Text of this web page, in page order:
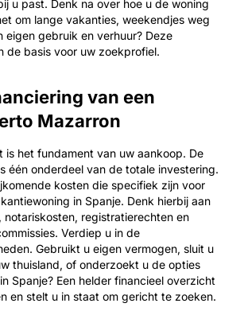
u past. Denk na over hoe u de woning
om lange vakanties, weekendjes weg
eigen gebruik en verhuur? Deze
de basis voor uw zoekprofiel.
van een
Mazarron
is het fundament van uw aankoop. De
één onderdeel van de totale investering.
kosten die specifiek zijn voor
in Spanje. Denk hierbij aan
registratierechten en
Verdiep u in de
Gebruikt u eigen vermogen, sluit u
thuisland, of onderzoekt u de opties
Spanje? Een helder financieel overzicht
en stelt u in staat om gericht te zoeken.